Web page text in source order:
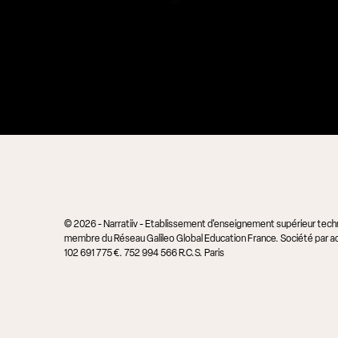
© 2026 - Narratiiv - Etablissement d'enseignement supérieur
membre du Réseau Galileo Global Education France. Société par
102 691 775 €. 752 994 566 R.C.S. Paris